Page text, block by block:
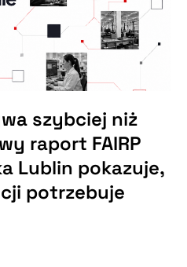
szybciej niż
raport FAIRP
Lublin pokazuje,
potrzebuje